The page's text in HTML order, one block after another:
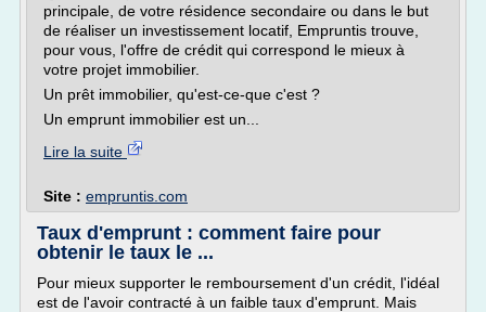
principale, de votre résidence secondaire ou dans le but
de réaliser un investissement locatif, Empruntis trouve,
pour vous, l'offre de crédit qui correspond le mieux à
votre projet immobilier.
Un prêt immobilier, qu'est-ce-que c'est ?
Un emprunt immobilier est un...
Lire la suite
Site : empruntis.com
Taux d'emprunt : comment faire pour
obtenir le taux le ...
Pour mieux supporter le remboursement d'un crédit, l'idéal
est de l'avoir contracté à un faible taux d'emprunt. Mais